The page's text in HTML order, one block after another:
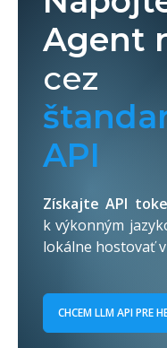
Agent
cez
API
Získajte API
k výkonným
lokálne hostovať
CHCEM LLM API PRE